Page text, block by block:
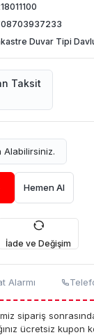
Duvar Tipi
Taksit
Alabilirsiniz.
Hemen Al
İade ve Değişim
Alarmı
sipariş
ücretsiz kupon